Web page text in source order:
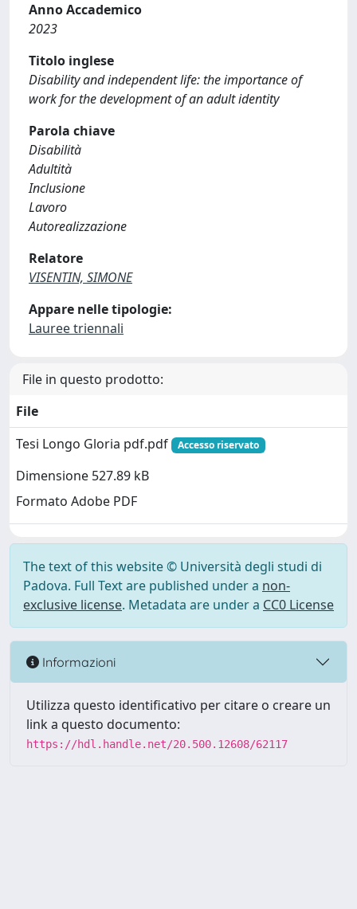
Anno Accademico
2023
Titolo inglese
Disability and independent life: the importance of
work for the development of an adult identity
Parola chiave
Disabilità
Adultità
Inclusione
Lavoro
Autorealizzazione
Relatore
VISENTIN, SIMONE
Appare nelle tipologie:
Lauree triennali
File in questo prodotto:
File
Tesi Longo Gloria pdf.pdf
Accesso riservato
Dimensione 527.89 kB
Formato Adobe PDF
The text of this website © Università degli studi di
Padova. Full Text are published under a non-
exclusive license. Metadata are under a CC0 License
Informazioni
Utilizza questo identificativo per citare o creare un
link a questo documento:
https://hdl.handle.net/20.500.12608/62117